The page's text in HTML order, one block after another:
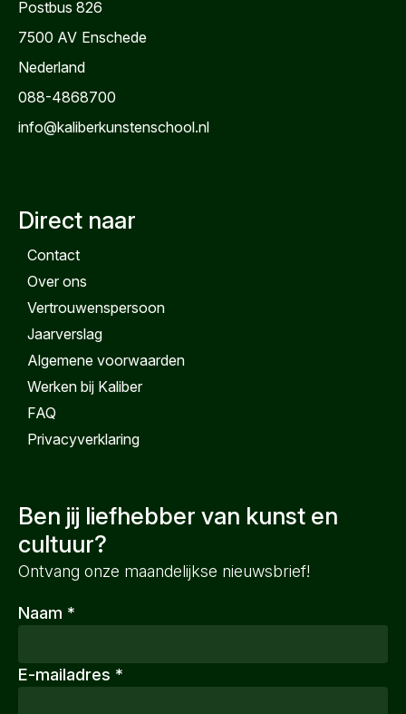
Postbus 826
7500 AV Enschede
Nederland
088-4868700
info@kaliberkunstenschool.nl
Direct naar
Contact
Over ons
Vertrouwenspersoon
Jaarverslag
Algemene voorwaarden
Werken bij Kaliber
FAQ
Privacyverklaring
Ben jij liefhebber van kunst en
cultuur?
Ontvang onze maandelijkse nieuwsbrief!
Naam *
E-mailadres *